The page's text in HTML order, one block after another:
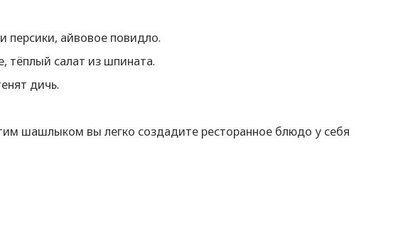
персики, айвовое повидло.
тёплый салат из шпината.
дичь.
шашлыком вы легко создадите ресторанное блюдо у себя